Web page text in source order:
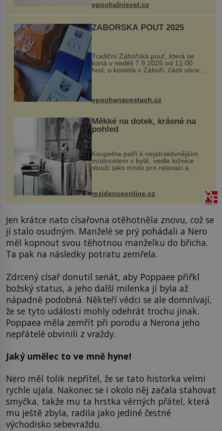
kovový...
epochalnisvet.cz
ZÁBOŘSKÁ POUŤ 2025
Tradiční Zábořská pouť, která se
koná v neděli 7.9.2025 od 11:00
hod. u kostela v Záboří, části obce
Kly u Mělníka. V programu naleznete
komentovanou prohlídku kostela,
epochanacestach.cz
Měkké na dotek, krásné na
pohled
Koupelna patří k nejatraktivnějším
místnostem v bytě, vedle ložnice
slouží jako místo pro relaxaci a
odpočinek. Koupelnový textil –
ručníky, osušky a koberečky –
mohou jako mávnutím kouzelného
proutku...
rezidenceonline.cz
Jen krátce nato císařovna otěhotněla znovu, což se
jí stalo osudným. Manželé se prý pohádali a Nero
měl kopnout svou těhotnou manželku do břicha.
Ta pak na následky potratu zemřela.
Zdrcený císař donutil senát, aby Poppaee přiřkl
božský status, a jeho další milenka jí byla až
nápadně podobná. Někteří vědci se ale domnívají,
že se tyto události mohly odehrát trochu jinak.
Poppaea měla zemřít při porodu a Nerona jeho
nepřátelé obvinili z vraždy.
Jaký umělec to ve mně hyne!
Nero měl tolik nepřítel, že se tato historka velmi
rychle ujala. Nakonec se i okolo něj začala stahovat
smyčka, takže mu ta hrstka věrných přátel, která
mu ještě zbyla, radila jako jediné čestné
východisko sebevraždu.